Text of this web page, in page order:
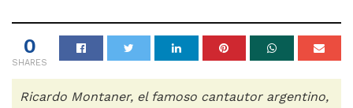
0
SHARES
Ricardo Montaner, el famoso cantautor argentino,